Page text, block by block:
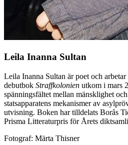
Leila Inanna Sultan
Leila Inanna Sultan är poet och
debutbok Straffkolonien utkom i mars
spänningsfältet mellan mänsklighet
statsapparatens mekanismer av
utvisning. Boken har tilldelats Borås
Prisma Litteraturpris för Årets
Fotograf: Märta Thisner